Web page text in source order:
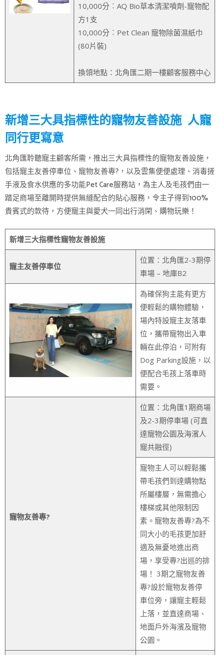
10,000分︰AQ Bio草本清潔噴劑-寵物配
方1支
10,000分︰Pet Clean 寵物除菌濕紙巾
(80片裝)
換領地點：北角匯二期一樓顧客服務中心
新增三大具指標性的寵物友善設施 人寵
同行更寫意
北角匯聆聽寵主顧客所需，推出三大具指標性的寵物友善設施，
包括寵主友善停車位、寵物友善專?，以及雲集便便處理、消毒搓
手液及食水供應的多功能Pet Care服務站，為主人及毛孩們由一
踏足商場至離開時提供無縫配合的貼心服務，令主子得到100%
貴賓式的款待，方便寵主與愛犬一同出行消閑、購物玩樂！
新增三大指標性寵物友善設施
寵主友善停車位
位置：北角匯2-3期停
車場 – 地庫B2
為確保狗主能有更方
便輕鬆的購物體驗，
場內特設寵主友落車
位，攜帶寵物出入車
輛在此停泊，可附有
Dog Parking設施，以
便配合毛孩上落車時
需要。
寵物友善專?
位置：北角匯1期商場
及2-3期停車場 (可直
達寵物公園及海濱人
寵共融徑)
寵物主人可以輕鬆攜
帶毛孩們到達購物點
所屬樓層，無需擔心
樓梯或其他限制因
素。寵物友善專?為不
同大小的毛孩更加舒
適及無憂地進出商
場，享受專?出巡的排
場！ 3期之寵物友善
專?設於寵物友善停
車位旁，讓寵主輕鬆
上落，並直達商場、
地面戶外海濱及寵物
公園。